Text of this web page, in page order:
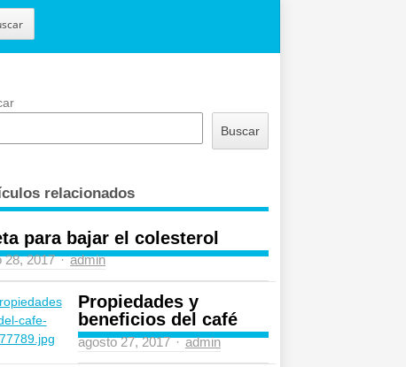
Buscar
relacionados
para bajar el colesterol
28, 2017 Author
admin
Propiedades y
beneficios del café
agosto 27, 2017 Author
admin